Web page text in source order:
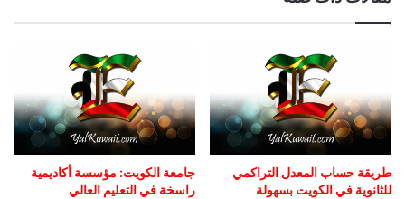
طريقة حساب المعدل التراكمي
للثانوية في الكويت بسهولة
جامعة الكويت: مؤسسة أكاديمية
راسخة في التعليم العالي